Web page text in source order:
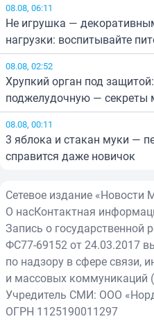
08.08, 06:11
Не игрушка —
нагрузки: воспитывайте
08.08, 02:52
Хрупкий орган под
поджелудочную — секреты
08.08, 00:11
3 яблока и стакан муки —
справится даже новичок
Сетевое издание «Новости
О насКонтактная
Запись о
ФС77-69152 от 24.03.2017
по надзору в сфере связи,
и массовых коммуникаций
Учредитель СМИ: ООО
ОГРН 1125190011297